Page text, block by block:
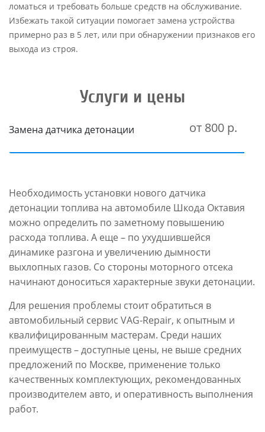
ломаться и требовать больше средств на обслуживание.
Избежать такой ситуации помогает замена устройства
примерно раз в 5 лет, или при обнаружении признаков его
выхода из строя.
Услуги и цены
Замена датчика детонации от 800 р.
Необходимость установки нового датчика
детонации топлива на автомобиле Шкода Октавия
можно определить по заметному повышению
расхода топлива. А еще – по ухудшившейся
динамике разгона и увеличению дымности
выхлопных газов. Со стороны моторного отсека
начинают доноситься характерные звуки детонации.
Для решения проблемы стоит обратиться в
автомобильный сервис VAG-Repair, к опытным и
квалифицированным мастерам. Среди наших
преимуществ – доступные цены, не выше средних
предложений по Москве, применение только
качественных комплектующих, рекомендованных
производителем авто, и оперативность выполнения
работ.